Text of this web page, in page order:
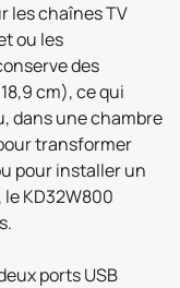
les chaînes TV
ou les
des
cm), ce qui
dans une chambre
transformer
pour installer un
KD32W800
ports USB